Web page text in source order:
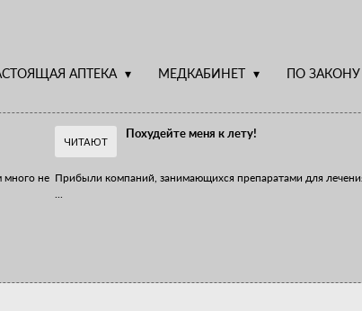
АПТЕКА МЕДКАБИНЕТ ПО ЗАКОНУ
не
ЧИТАЮТ
Похудейте меня к лету!
Прибыли компаний, занимающихся препаратами для